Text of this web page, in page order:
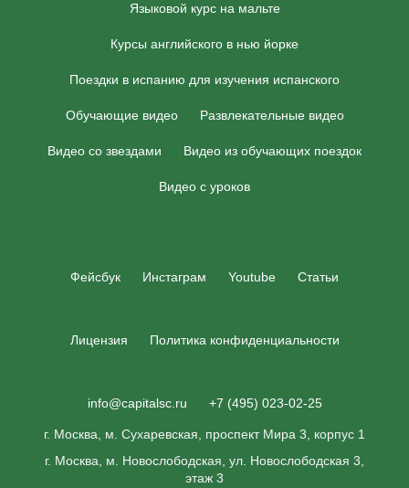
Языковой курс на мальте
Курсы английского в нью йорке
Поездки в испанию для изучения испанского
Обучающие видео Развлекательные видео
Видео со звездами Видео из обучающих поездок
Видео с уроков
Фейсбук Инстаграм Youtube Статьи
Лицензия Политика конфиденциальности
info@capitalsc.ru +7 (495) 023-02-25
г. Москва, м. Сухаревская, проспект Мира 3, корпус 1
г. Москва, м. Новослободская, ул. Новослободская 3,
этаж 3